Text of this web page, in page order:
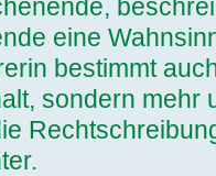
eine
bestimmt
sondern mehr